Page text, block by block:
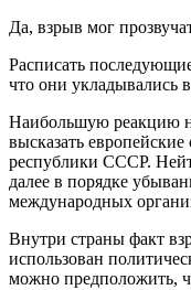
Да, взрыв мог
Расписать
что они укладывались
Наибольшую реакцию
высказать
республики СССР.
далее в порядке
международных
Внутри страны факт
использован
можно предположить,